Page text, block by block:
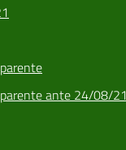
ante 24/08/21